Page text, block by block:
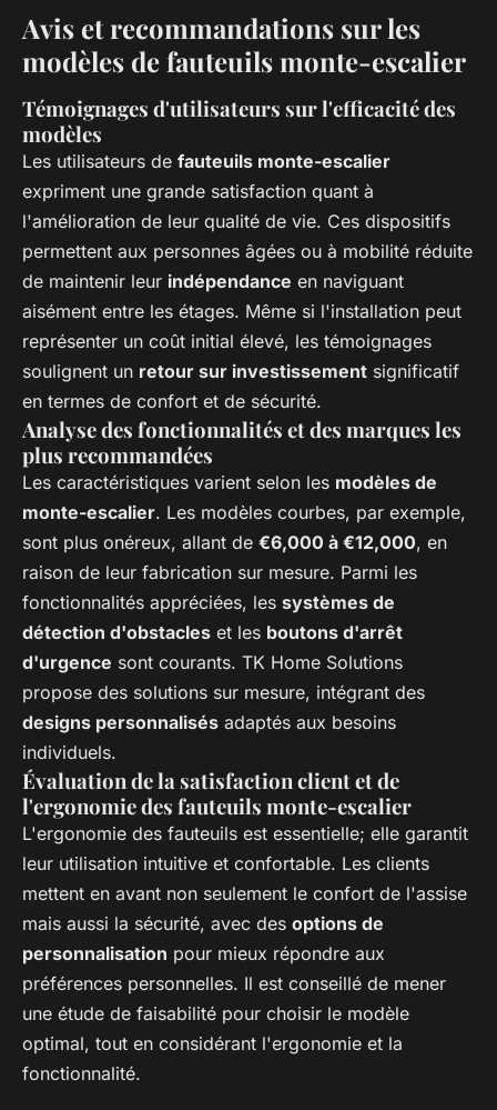
Avis et recommandations sur les
modèles de fauteuils monte-escalier
Témoignages d'utilisateurs sur l'efficacité des
modèles
Les utilisateurs de fauteuils monte-escalier
expriment une grande satisfaction quant à
l'amélioration de leur qualité de vie. Ces dispositifs
permettent aux personnes âgées ou à mobilité réduite
de maintenir leur indépendance en naviguant
aisément entre les étages. Même si l'installation peut
représenter un coût initial élevé, les témoignages
soulignent un retour sur investissement significatif
en termes de confort et de sécurité.
Analyse des fonctionnalités et des marques les
plus recommandées
Les caractéristiques varient selon les modèles de
monte-escalier. Les modèles courbes, par exemple,
sont plus onéreux, allant de €6,000 à €12,000, en
raison de leur fabrication sur mesure. Parmi les
fonctionnalités appréciées, les systèmes de
détection d'obstacles et les boutons d'arrêt
d'urgence sont courants. TK Home Solutions
propose des solutions sur mesure, intégrant des
designs personnalisés adaptés aux besoins
individuels.
Évaluation de la satisfaction client et de
l'ergonomie des fauteuils monte-escalier
L'ergonomie des fauteuils est essentielle; elle garantit
leur utilisation intuitive et confortable. Les clients
mettent en avant non seulement le confort de l'assise
mais aussi la sécurité, avec des options de
personnalisation pour mieux répondre aux
préférences personnelles. Il est conseillé de mener
une étude de faisabilité pour choisir le modèle
optimal, tout en considérant l'ergonomie et la
fonctionnalité.